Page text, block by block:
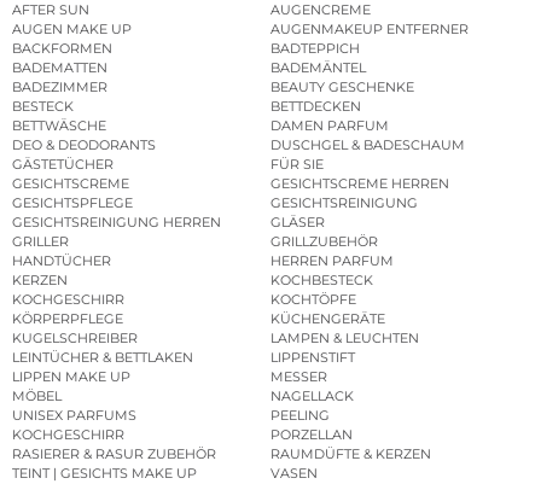
AFTER SUN
AUGENCREME
AUGEN MAKE UP
AUGENMAKEUP ENTFERNER
BACKFORMEN
BADTEPPICH
BADEMATTEN
BADEMÄNTEL
BADEZIMMER
BEAUTY GESCHENKE
BESTECK
BETTDECKEN
BETTWÄSCHE
DAMEN PARFUM
DEO & DEODORANTS
DUSCHGEL & BADESCHAUM
GÄSTETÜCHER
FÜR SIE
GESICHTSCREME
GESICHTSCREME HERREN
GESICHTSPFLEGE
GESICHTSREINIGUNG
GESICHTSREINIGUNG HERREN
GLÄSER
GRILLER
GRILLZUBEHÖR
HANDTÜCHER
HERREN PARFUM
KERZEN
KOCHBESTECK
KOCHGESCHIRR
KOCHTÖPFE
KÖRPERPFLEGE
KÜCHENGERÄTE
KUGELSCHREIBER
LAMPEN & LEUCHTEN
LEINTÜCHER & BETTLAKEN
LIPPENSTIFT
LIPPEN MAKE UP
MESSER
MÖBEL
NAGELLACK
UNISEX PARFUMS
PEELING
KOCHGESCHIRR
PORZELLAN
RASIERER & RASUR ZUBEHÖR
RAUMDÜFTE & KERZEN
TEINT | GESICHTS MAKE UP
VASEN